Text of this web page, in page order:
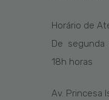
Horário de
De
18h horas
Av. Princesa